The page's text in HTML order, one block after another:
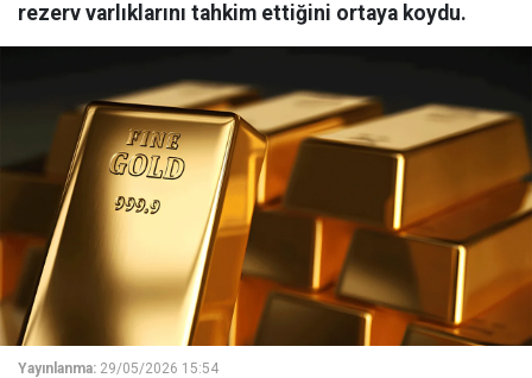
rezerv varlıklarını tahkim ettiğini ortaya koydu.
Yayınlanma: 29/05/2026 15:54